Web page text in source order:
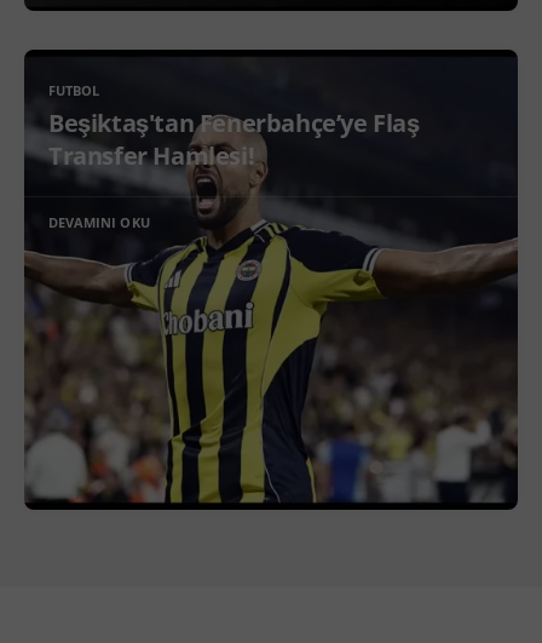
FUTBOL
Beşiktaş'tan Fenerbahçe’ye Flaş
Transfer Hamlesi!
DEVAMINI OKU